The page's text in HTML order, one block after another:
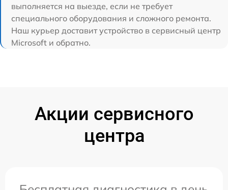
выполняется на выезде, если не требует
специального оборудования и сложного ремонта.
Наш курьер доставит устройство в сервисный центр
Microsoft и обратно.
Акции сервисного
центра